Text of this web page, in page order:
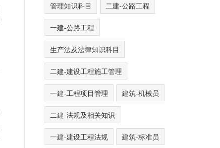
管理知识科目 二建-公路工程
一建-公路工程
生产法及法律知识科目
二建-建设工程施工管理
一建-工程项目管理 建筑-机械员
二建-法规及相关知识
一建-建设工程法规 建筑-标准员